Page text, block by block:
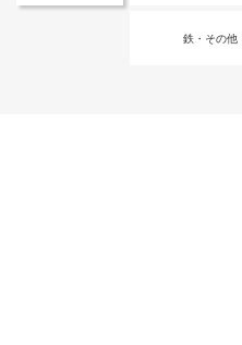
鉄・その他